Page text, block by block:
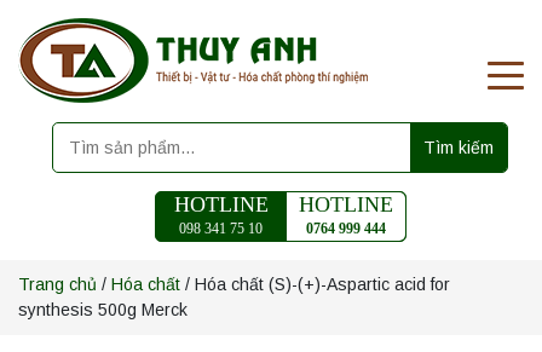
Tìm kiếm
HOTLINE
098 341 75 10
HOTLINE
0764 999 444
Trang chủ / Hóa chất / Hóa chất (S)-(+)-Aspartic acid for
synthesis 500g Merck